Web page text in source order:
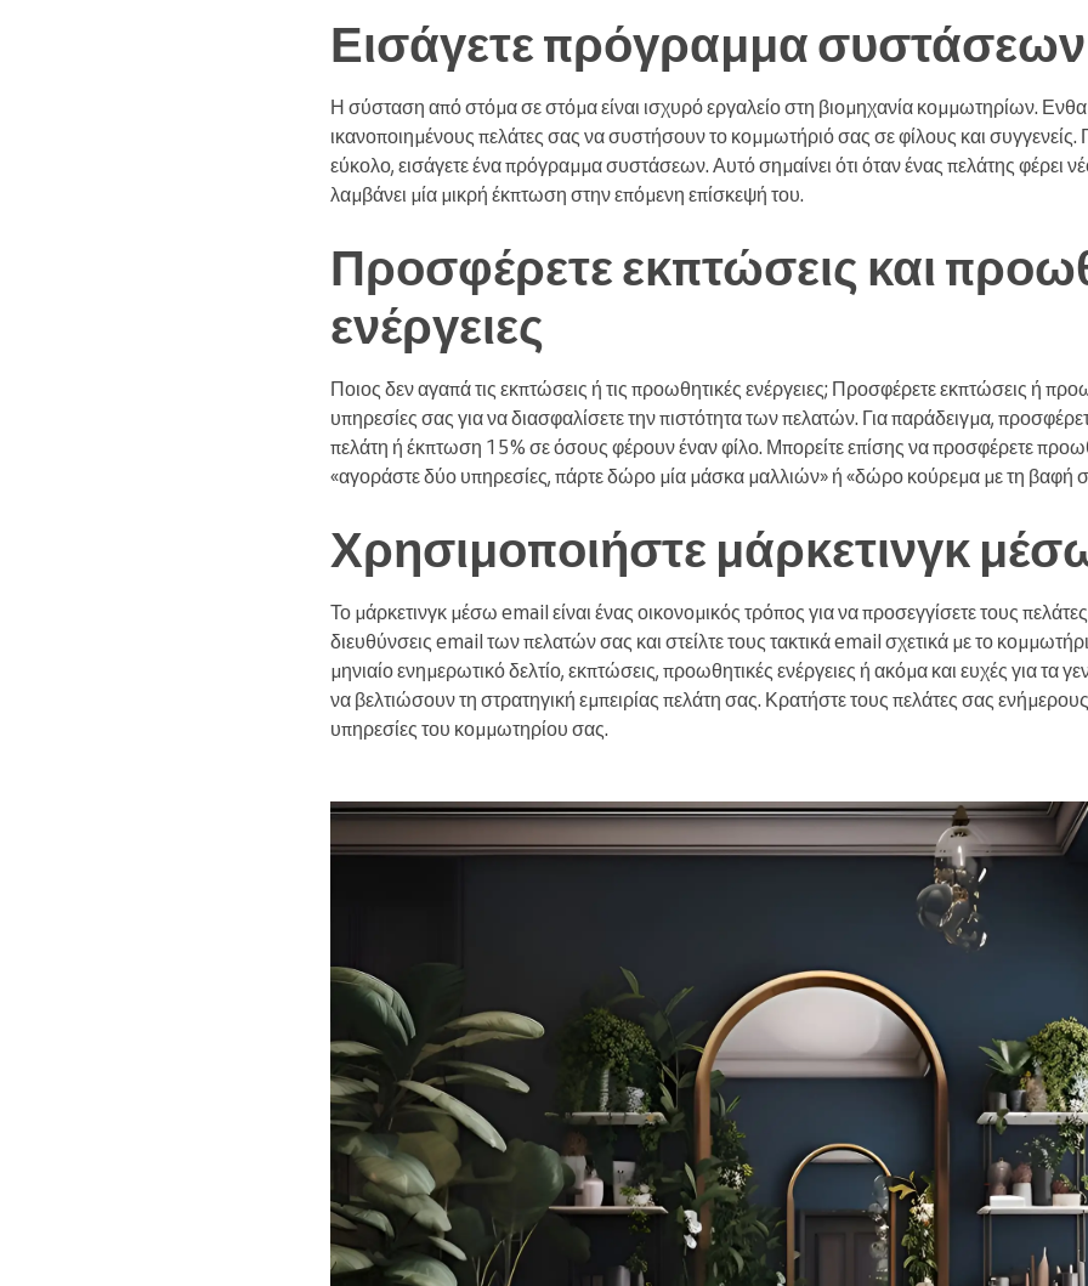
Εισάγετε πρόγραμμα συστάσεων
Η σύσταση από στόμα σε στόμα είναι ισχυρό εργαλείο στη βιομηχανία κομμωτηρίων.
ικανοποιημένους πελάτες σας να συστήσουν το κομμωτήριό σας σε φίλους και συγγενείς.
εύκολο, εισάγετε ένα πρόγραμμα συστάσεων. Αυτό σημαίνει ότι όταν ένας πελάτης φέρει
λαμβάνει μία μικρή έκπτωση στην επόμενη επίσκεψή του.
Προσφέρετε εκπτώσεις και
ενέργειες
Ποιος δεν αγαπά τις εκπτώσεις ή τις προωθητικές ενέργειες; Προσφέρετε εκπτώσεις ή
υπηρεσίες σας για να διασφαλίσετε την πιστότητα των πελατών. Για παράδειγμα,
πελάτη ή έκπτωση 15% σε όσους φέρουν έναν φίλο. Μπορείτε επίσης να προσφέρετε
«αγοράστε δύο υπηρεσίες, πάρτε δώρο μία μάσκα μαλλιών» ή «δώρο κούρεμα με τη βαφή
Χρησιμοποιήστε μάρκετινγκ
Το μάρκετινγκ μέσω email είναι ένας οικονομικός τρόπος για να προσεγγίσετε τους
διευθύνσεις email των πελατών σας και στείλτε τους τακτικά email σχετικά με το
μηνιαίο ενημερωτικό δελτίο, εκπτώσεις, προωθητικές ενέργειες ή ακόμα και ευχές για τα
να βελτιώσουν τη στρατηγική εμπειρίας πελάτη σας. Κρατήστε τους πελάτες σας ενήμερους
υπηρεσίες του κομμωτηρίου σας.